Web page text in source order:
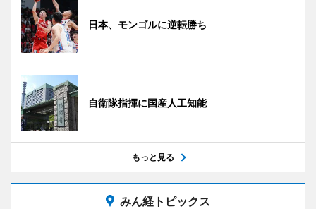
日本、モンゴルに逆転勝ち
自衛隊指揮に国産人工知能
もっと見る
みん経トピックス